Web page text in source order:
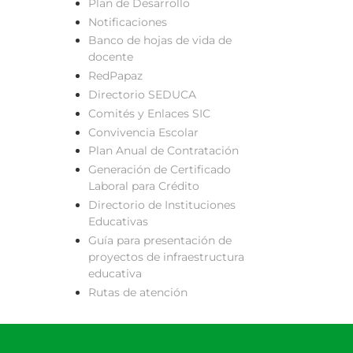
Plan de Desarrollo
Notificaciones
Banco de hojas de vida de
docente
RedPapaz
Directorio SEDUCA
Comités y Enlaces SIC
Convivencia Escolar
Plan Anual de Contratación
Generación de Certificado
Laboral para Crédito
Directorio de Instituciones
Educativas
Guía para presentación de
proyectos de infraestructura
educativa
Rutas de atención